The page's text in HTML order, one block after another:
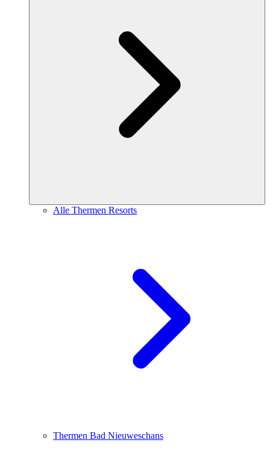
Alle Thermen Resorts
Thermen Bad Nieuweschans